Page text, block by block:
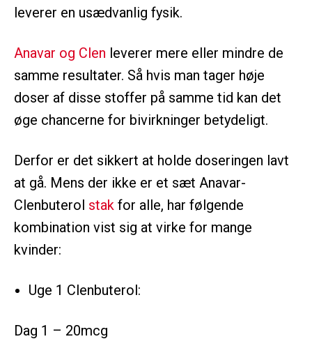
leverer en usædvanlig fysik.
Anavar og Clen leverer mere eller mindre de
samme resultater. Så hvis man tager høje
doser af disse stoffer på samme tid kan det
øge chancerne for bivirkninger betydeligt.
Derfor er det sikkert at holde doseringen lavt
at gå. Mens der ikke er et sæt Anavar-
Clenbuterol stak for alle, har følgende
kombination vist sig at virke for mange
kvinder:
Uge 1 Clenbuterol:
Dag 1 – 20mcg